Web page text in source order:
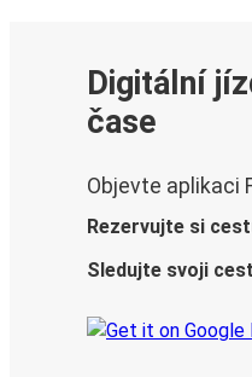
Digitální
čase
Objevte aplikaci
Rezervujte si
Sledujte svoji